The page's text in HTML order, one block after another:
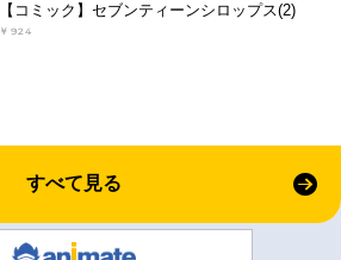
【コミック】セブンティーンシロップス(2)
￥924
すべて見る